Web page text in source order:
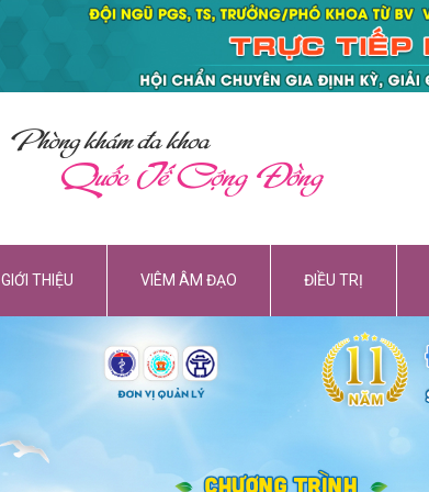
Phòng khám đa khoa
Quốc Tế Cộng Đồng
GIỚI THIỆU VIÊM ÂM ĐẠO ĐIỀU TRỊ